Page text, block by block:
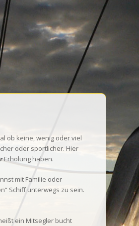
ob keine, wenig oder viel
oder sportlicher. Hier
Erholung haben.
mit Familie oder
Schiff unterwegs zu sein.
ein Mitsegler bucht